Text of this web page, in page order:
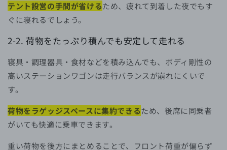
テント設営の手間が省けるため、疲れて到着した夜でもす
ぐに寝れるでしょう。
2-2. 荷物をたっぷり積んでも安定して走れる
寝具・調理器具・食材などを積み込んでも、ボディ剛性の
高いステーションワゴンは走行バランスが崩れにくいで
す。
荷物をラゲッジスペースに集約できるため、後席に同乗者
がいても快適に乗車できます。
重い荷物を後方にまとめることで、フロント荷重が偏らず